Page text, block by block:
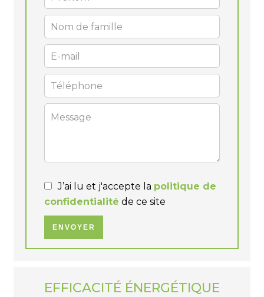
J’ai lu et j'accepte la politique de
confidentialité de ce site
ENVOYER
EFFICACITÉ ÉNERGÉTIQUE